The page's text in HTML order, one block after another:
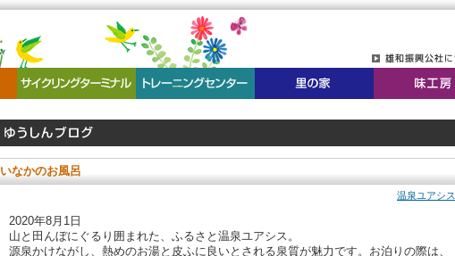
いなかのお風呂
温泉ユアシス
2020年8月1日
山と田んぼにぐるり囲まれた、ふるさと温泉ユアシス。
源泉かけながし、熱めのお湯と皮ふに良いとされる泉質が魅力です。お泊りの際は、